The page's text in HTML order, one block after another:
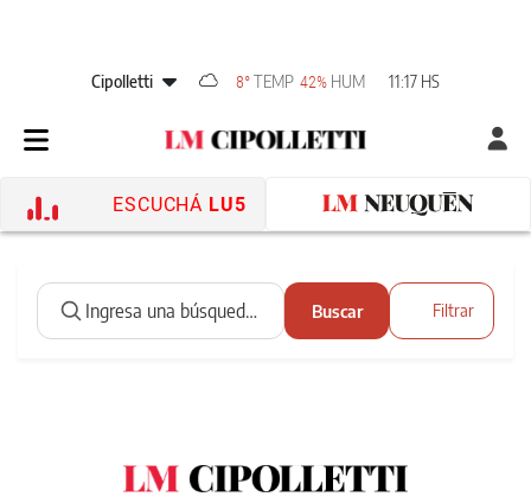
Cipolletti 8°TEMP 42% HUM 11:17 HS
ESCUCHÁ LU5
Buscar Filtrar